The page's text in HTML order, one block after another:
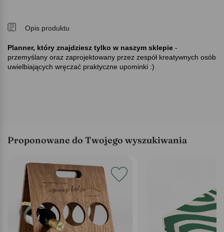
Opis produktu
Planner, który znajdziesz tylko w naszym sklepie -
przemyślany oraz zaprojektowany przez zespół kreatywnych osób
uwielbiających wręczać praktyczne upominki :)
Proponowane do Twojego wyszukiwania